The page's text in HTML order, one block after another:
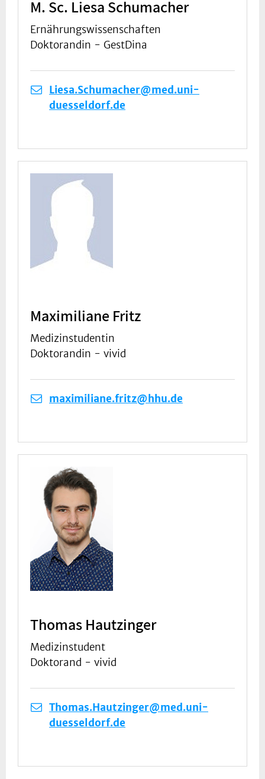
M. Sc. Liesa Schumacher
Ernährungswissenschaften
Doktorandin - GestDina
Liesa.Schumacher@med.uni-
duesseldorf.de
Maximiliane Fritz
Medizinstudentin
Doktorandin - vivid
maximiliane.fritz@hhu.de
Thomas Hautzinger
Medizinstudent
Doktorand - vivid
Thomas.Hautzinger@med.uni-
duesseldorf.de